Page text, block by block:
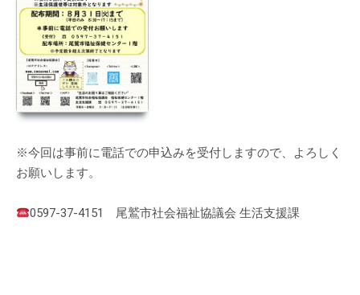
※今回は事前に電話での申込みを受付しますので、よろしく
お願いします。
0597-37-4151 尾鷲市社会福祉協議会 生活支援課